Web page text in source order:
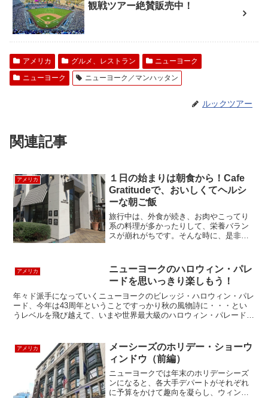
観戦ツアー絶賛販売中！
アメリカ グルメ、レストラン
ニューヨーク
ニューヨーク
ニューヨーク／マンハッタン
ルックツアー
関連記事
アメリカ
１日の始まりは朝食から！Cafe
Gratitudeで、おいしくてヘルシ
ーな朝ご飯
旅行中は、外食が続き、お肉やこってり
系の料理が多かったりして、栄養バラン
スが崩れがちです。そんな時に、是非寄
ェ・グラティチュードを紹介します。カ
フェ・グラティチュードは、...
アメリカ
ニューヨークのハロウィン・パレ
ードを思いっきり楽しもう！
年々ド派手になっていくニューヨークのビレッジ・ハロウィン・パレ
ード、今年は43周年ということですっかり秋の風物詩に・・・とい
うレベルを飛び越えて、いまや世界最大級のハロウィン・パレードで
アメリカ
メーシーズのホリデー・ショーウ
ィンドウ（前編）
ニューヨークでは年末のホリデーシーズ
ンになると、各大手デパートがそれぞれ
に予算をかけて趣向を凝らし、ウィンド